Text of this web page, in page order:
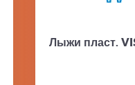
Лыжи пласт.